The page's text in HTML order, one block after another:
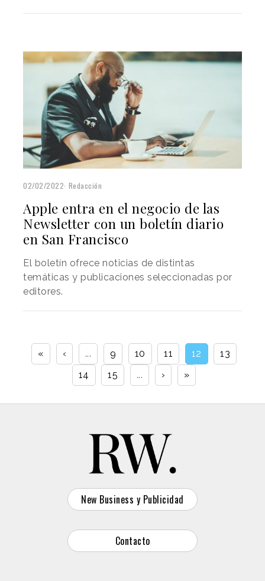
02/02/2022 Redacción
Apple entra en el negocio de las
Newsletter con un boletín diario
en San Francisco
El boletín ofrece noticias de distintas
temáticas y publicaciones seleccionadas por
editores.
« ‹ ... 9 10 11 12
13
14
15 ... › »
New Business y Publicidad
Contacto